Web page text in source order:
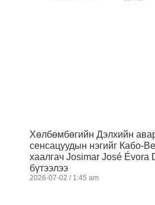
Хөлбөмбөгийн Дэлхийн
сенсацуудын нэгийг Кабо-
хаалгач Josimar José Évora
бүтээлээ
2026-07-02 1:45 am